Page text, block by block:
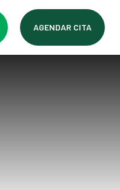
AGENDAR CITA